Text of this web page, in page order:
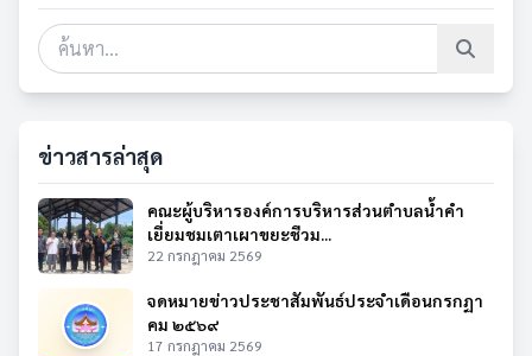
ข่าวสารล่าสุด
คณะผู้บริหารองค์การบริหารส่วนตำบลน้ำคำ
เยี่ยมชมเตาเผาขยะชีวม...
22 กรกฎาคม 2569
จดหมายข่าวประชาสัมพันธ์ประจำเดือนกรกฏา
คม ๒๕๖๙
17 กรกฎาคม 2569